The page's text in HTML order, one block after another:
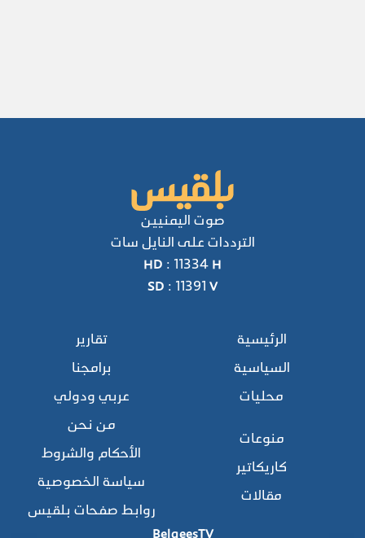
صوت اليمنيين
الترددات على النايل سات
HD : 11334 H
SD : 11391 V
الرئيسية
السياسية
محليات
تقارير
برامجنا
عربي ودولي
منوعات
كاريكاتير
مقالات
من نحن
الأحكام والشروط
سياسة الخصوصية
روابط صفحات بلقيس
BelqeesTV